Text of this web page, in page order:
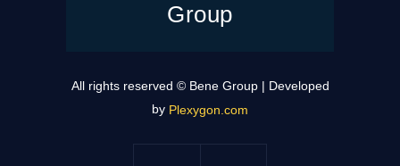
Group
All rights reserved © Bene Group | Developed
by Plexygon.com